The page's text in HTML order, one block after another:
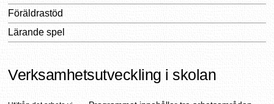
Föräldrastöd
Lärande spel
Verksamhetsutveckling i skolan